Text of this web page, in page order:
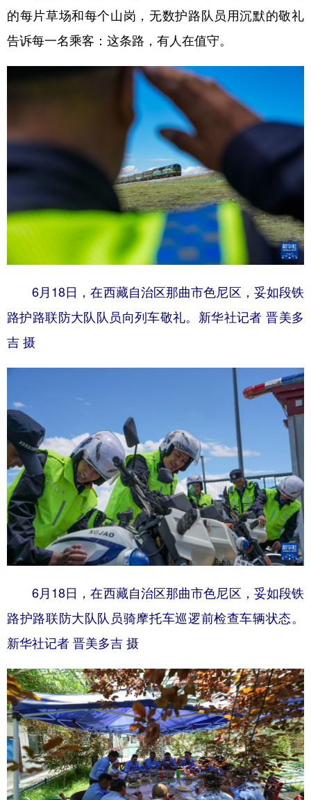
的每片草场和每个山岗，无数护路队员用沉默的敬礼
告诉每一名乘客：这条路，有人在值守。
6月18日，在西藏自治区那曲市色尼区，妥如段铁
路护路联防大队队员向列车敬礼。新华社记者 晋美多
吉 摄
6月18日，在西藏自治区那曲市色尼区，妥如段铁
路护路联防大队队员骑摩托车巡逻前检查车辆状态。
新华社记者 晋美多吉 摄